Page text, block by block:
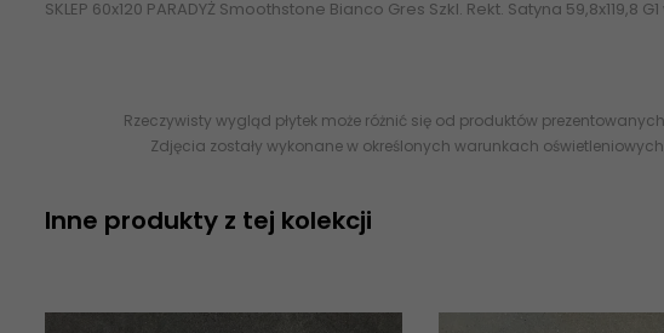
SKLEP 60x120 PARADYŻ Smoothstone Bianco Gres Szkl. Rekt. Satyna 59,8x119,8
Rzeczywisty wygląd płytek może różnić się od produktów
Zdjęcia zostały wykonane w określonych warunkach
Inne produkty z tej kolekcji